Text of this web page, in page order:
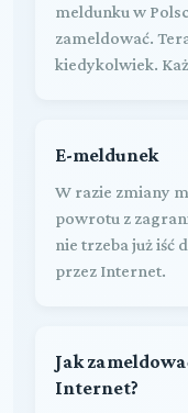
meldunku w
zameldować.
kiedykolwiek.
E-meldunek
W razie zmiany
powrotu z
nie trzeba już iść
przez Internet.
Jak
Internet?